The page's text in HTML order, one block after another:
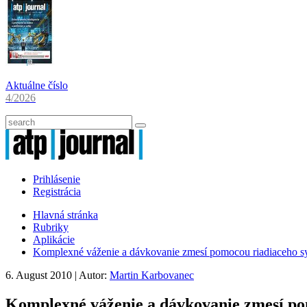
Aktuálne číslo
4/2026
Prihlásenie
Registrácia
Hlavná stránka
Rubriky
Aplikácie
Komplexné váženie a dávkovanie zmesí pomocou riadiaceho
6. August 2010 | Autor: Martin Karbovanec